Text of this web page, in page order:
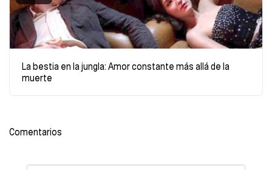
La bestia en la jungla: Amor constante más allá de la
muerte
Comentarios